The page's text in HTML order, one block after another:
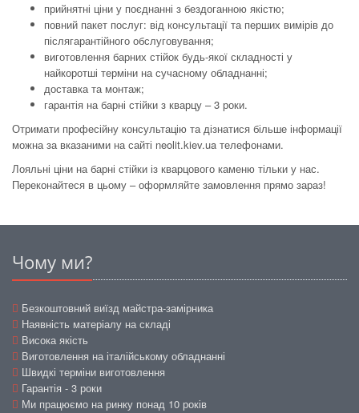
прийнятні ціни у поєднанні з бездоганною якістю;
повний пакет послуг: від консультації та перших вимірів до
післягарантійного обслуговування;
виготовлення барних стійок будь-якої складності у
найкоротші терміни на сучасному обладнанні;
доставка та монтаж;
гарантія на барні стійки з кварцу – 3 роки.
Отримати професійну консультацію та дізнатися більше інформації
можна за вказаними на сайті neolit.kiev.ua телефонами.
Лояльні ціни на барні стійки із кварцового каменю тільки у нас.
Переконайтеся в цьому – оформляйте замовлення прямо зараз!
Чому ми?
Безкоштовний виїзд майстра-замірника
Наявність матеріалу на складі
Висока якість
Виготовлення на італійському обладнанні
Швидкі терміни виготовлення
Гарантія - 3 роки
Ми працюємо на ринку понад 10 років